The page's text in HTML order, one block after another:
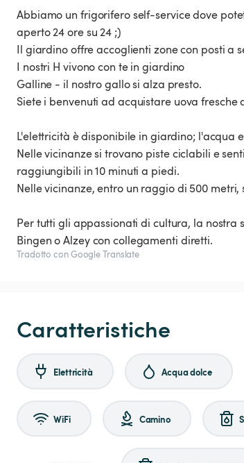
Abbiamo un frigorifero self-service dove
aperto 24 ore su 24 ;)
Il giardino offre accoglienti zone con posti a
I nostri H vivono con te in giardino
Galline - il nostro gallo si alza presto.
Siete i benvenuti ad acquistare uova fresche
L'elettricità è disponibile in giardino; l'acqua
Nelle vicinanze si trovano piste ciclabili e
raggiungibili in 10 minuti a piedi.
Nelle vicinanze, entro un raggio di 500
Per tutti gli appassionati di cultura, la
Bingen o Alzey con collegamenti diretti.
Tradotto con Google Translate
Caratteristiche
Elettricità Acqua dolce
WiFi Camino